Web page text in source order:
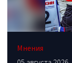
Мнения